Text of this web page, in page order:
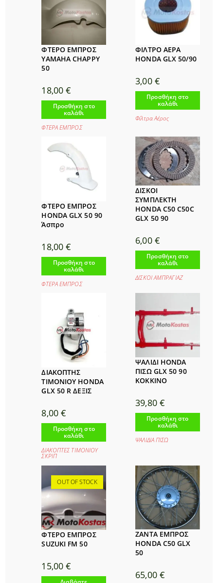
ΦΤΕΡΟ ΕΜΠΡΟΣ
YAMAHA CHAPPY
50
18,00€
Προσθήκη στο
καλάθι
ΦΤΕΡΑ ΕΜΠΡΟΣ
ΦΙΛΤΡΟ ΑΕΡΑ
HONDA GLX 50/90
3,00 €
Προσθήκη στο
καλάθι
Φίλτρα Αέρος
ΦΤΕΡΟ ΕΜΠΡΟΣ
HONDA GLX 50 90
Άσπρο
18,00€
Προσθήκη στο
καλάθι
ΦΤΕΡΑ ΕΜΠΡΟΣ
ΔΙΣΚΟΙ
ΣΥΜΠΛΕΚΤΗ
HONDA C50 C50C
GLX 50 90
6,00 €
Προσθήκη στο
καλάθι
ΔΙΣΚΟΙ ΑΜΠΡΑΓΙΑΖ
ΔΙΑΚΟΠΤΗΣ
ΤΙΜΟΝΙΟΥ HONDA
GLX 50 R ΔΕΞΙΣ
8,00 €
Προσθήκη στο
καλάθι
ΔΙΑΚΟΠΤΕΣ ΤΙΜΟΝΙΟΥ
ΣΚΡΙΠ
ΨΑΛΙΔΙ HONDA
ΠΙΣΩ GLX 50 90
ΚΟΚΚΙΝΟ
39,80 €
Προσθήκη στο
καλάθι
ΨΑΛΙΔΙΑ ΠΙΣΩ
OUT OF STOCK
ΦΤΕΡΟ ΕΜΠΡΟΣ
SUZUKI FM 50
15,00€
ΖΑΝΤΑ ΕΜΠΡΟΣ
HONDA C50 GLX
50
65,00 €